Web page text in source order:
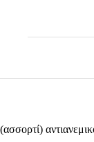
(ασσορτί)